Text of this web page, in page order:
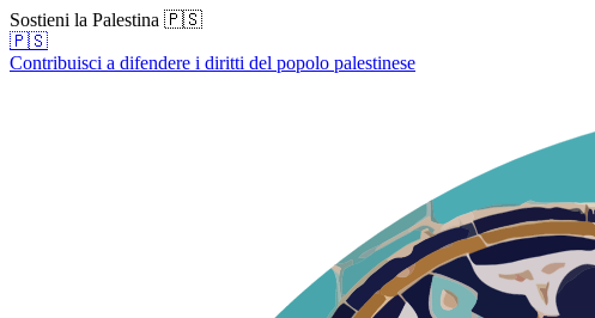
Sostieni la Palestina 🇵🇸
🇵🇸
Contribuisci a difendere i diritti del popolo palestinese